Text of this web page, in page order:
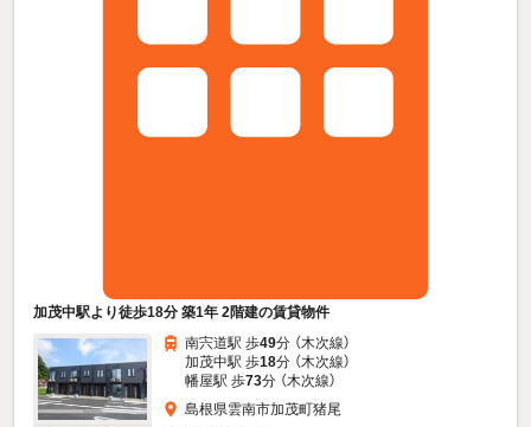
加茂中駅より徒歩18分 築1年 2階建の賃貸物件
南宍道駅 歩49分 （木次線）
加茂中駅 歩18分 （木次線）
幡屋駅 歩73分 （木次線）
島根県雲南市加茂町猪尾